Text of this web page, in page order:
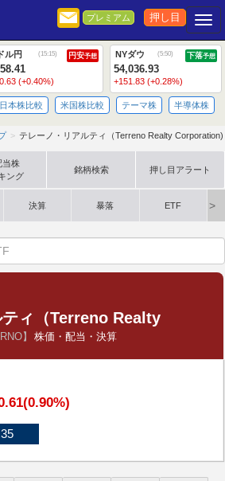
プレミアム 押し目
ドル円 (15:15) 円安予想
(+0.40%)
NYダウ (5:50) 下落予想
54,036.93
+151.83 (+0.28%)
日本株比較 米国株比較 テーマ株 半導体株
テレーノ・リアルティ（Terreno Realty Corporation)
当株
ング
銘柄検索 押し目アラート
決算 暴落 ETF
ィ（Terreno Realty
】 株価・配当・決算